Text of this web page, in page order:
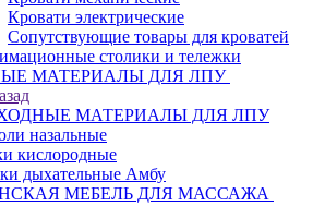
Кровати электрические
Сопутствующие товары для кроватей
столики и тележки
МАТЕРИАЛЫ ДЛЯ ЛПУ
МАТЕРИАЛЫ ДЛЯ ЛПУ
назальные
кислородные
дыхательные Амбу
МЕБЕЛЬ ДЛЯ МАССАЖА